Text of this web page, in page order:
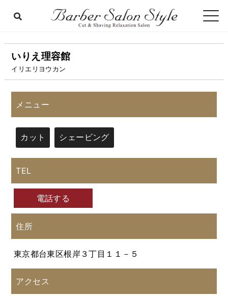
いりえ理容館
イリエリヨウカン
メニュー
カット シェービング
TEL
電話する
住所
東京都台東区根岸３丁目１１－５
アクセス